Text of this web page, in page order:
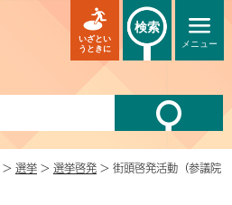
メニュー
いざとい
うときに
検索
> 選挙 > 選挙啓発 > 街頭啓発活動（参議院